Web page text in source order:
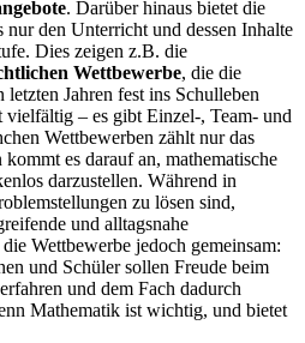
. Darüber hinaus bietet die
den Unterricht und dessen Inhalte
Dies zeigen z.B. die
Wettbewerbe, die die
Jahren fest ins Schulleben
– es gibt Einzel-, Team- und
Wettbewerben zählt nur das
es darauf an, mathematische
darzustellen. Während in
zu lösen sind,
und alltagsnahe
Wettbewerbe jedoch gemeinsam:
und Schüler sollen Freude beim
und dem Fach dadurch
Mathematik ist wichtig, und bietet